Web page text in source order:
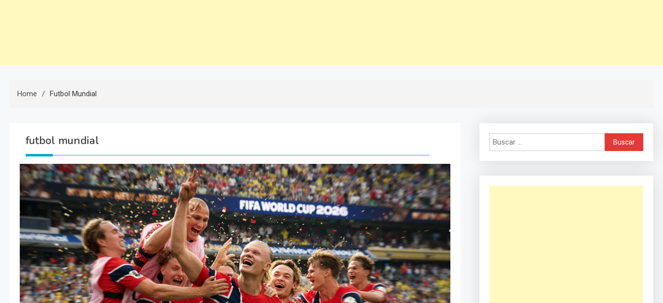
Home Futbol Mundial
futbol mundial Buscar: